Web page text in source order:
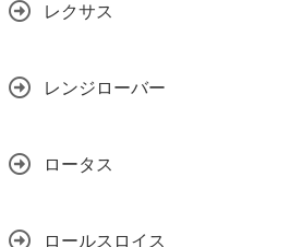
レクサス
レンジローバー
ロータス
ロールスロイス